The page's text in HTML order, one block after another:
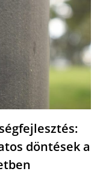
döntések a